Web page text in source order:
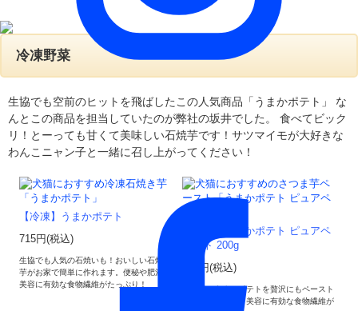
冷凍野菜
生協でも空前のヒットを飛ばしたこの人気商品「うまかポテト」 な
んとこの商品を担当していたのが弊社の坂井でした。 食べてビック
リ！とーっても甘くて美味しい石焼芋です！サツマイモが大好きな
わんこニャン子と一緒に召し上がってください！
【冷凍】うまかポテト
715円(税込)
生協でも人気の石焼いも！おいしい石焼き
芋がお家で簡単に作れます。便秘や肥満、
美容に有効な食物繊維がたっぷり！
【冷凍】うまかポテト ピュアペ
ースト 200g
825円(税込)
大人気のうまかポテトを贅沢にもペースト
に！便秘や肥満、美容に有効な食物繊維が